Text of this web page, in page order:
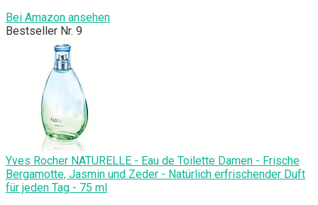
Bei Amazon ansehen
Bestseller Nr. 9
Yves Rocher NATURELLE - Eau de Toilette Damen - Frische
Bergamotte, Jasmin und Zeder - Natürlich erfrischender Duft
für jeden Tag - 75 ml